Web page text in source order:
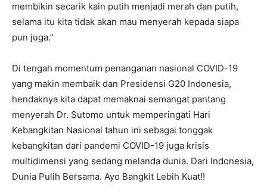
membikin secarik kain putih menjadi merah dan putih,
selama itu kita tidak akan mau menyerah kepada siapa
pun juga.”
Di tengah momentum penanganan nasional COVID-19
yang makin membaik dan Presidensi G20 Indonesia,
hendaknya kita dapat memaknai semangat pantang
menyerah Dr. Sutomo untuk memperingati Hari
Kebangkitan Nasional tahun ini sebagai tonggak
kebangkitan dari pandemi COVID-19 juga krisis
multidimensi yang sedang melanda dunia. Dari Indonesia,
Dunia Pulih Bersama. Ayo Bangkit Lebih Kuat!!